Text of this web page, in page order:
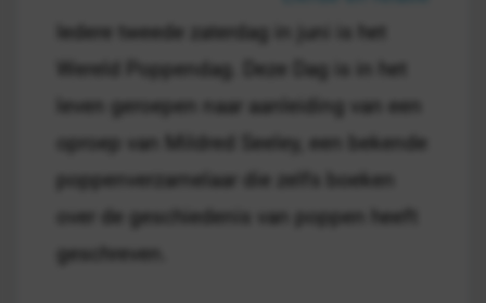
Iedere tweede zaterdag in juni is het
Wereld Poppendag. Deze Dag is in het
leven geroepen naar aanleiding van een
oproep van Mildred Seeley, een bekende
poppenverzamelaar die zelfs boeken
over de geschiedenis van poppen heeft
geschreven.